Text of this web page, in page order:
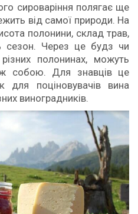
сироваріння полягає ще
від самої природи. На
полонини, склад трав,
сезон. Через це будз чи
полонинах, можуть
собою. Для знавців це
поціновувачів вина
виноградників.